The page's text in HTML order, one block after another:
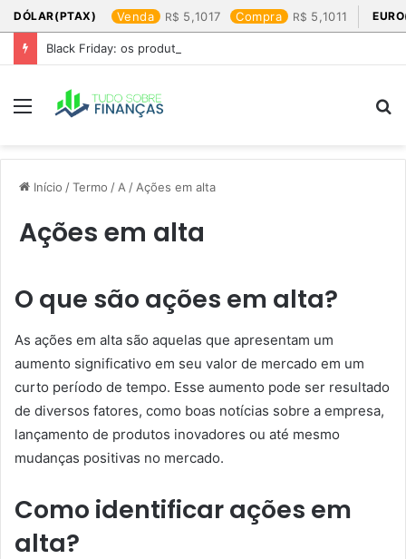
DÓLAR(PTAX) Venda 5,1017 Compra 5,1011
Black Friday: os produtos que mais valem a pena
Menu
Início /Termo / A / Ações em alta
Ações em alta
O que são ações em alta?
As ações em alta são aquelas que apresentam um
aumento significativo em seu valor de mercado em um
curto período de tempo. Esse aumento pode ser resultado
de diversos fatores, como boas notícias sobre a empresa,
lançamento de produtos inovadores ou até mesmo
mudanças positivas no mercado.
Como identificar ações em
alta?